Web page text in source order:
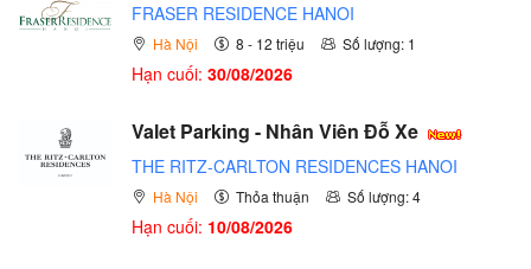
FRASER RESIDENCE HANOI
Hà Nội 8 - 12 triệu Số lượng: 1
Hạn cuối: 30/08/2026
Valet Parking - Nhân Viên Đỗ Xe
THE RITZ-CARLTON RESIDENCES HANOI
Hà Nội Thỏa thuận Số lượng: 4
Hạn cuối: 10/08/2026